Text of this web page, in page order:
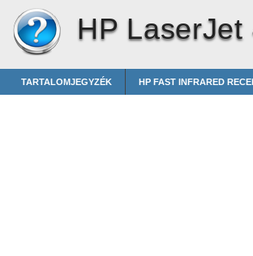
HP
TARTALOMJEGYZÉK HP FAST INFRARED